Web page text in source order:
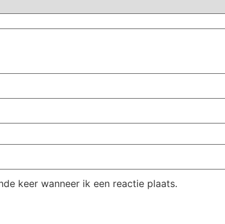
keer wanneer ik een reactie plaats.